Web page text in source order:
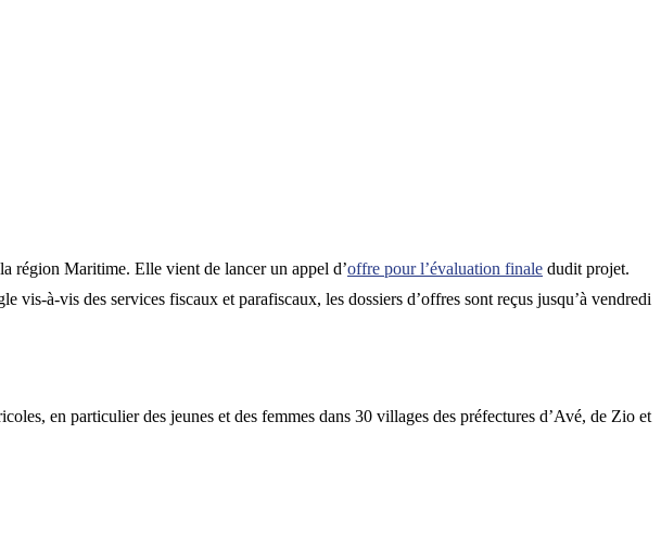
région Maritime. Elle vient de lancer un appel d’offre pour l’évaluation finale dudit projet.
à-vis des services fiscaux et parafiscaux, les dossiers d’offres sont reçus jusqu’à vendredi
en particulier des jeunes et des femmes dans 30 villages des préfectures d’Avé, de Zio et